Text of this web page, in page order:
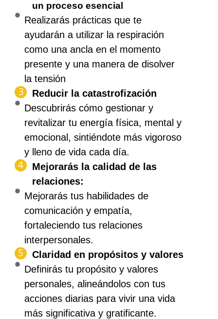
un proceso esencial
Realizarás prácticas que te
ayudarán a utilizar la respiración
como una ancla en el momento
presente y una manera de disolver
la tensión
Reducir la catastrofización
Descubrirás cómo gestionar y
revitalizar tu energía física, mental y
emocional, sintiéndote más vigoroso
y lleno de vida cada día.
Mejorarás la calidad de las
relaciones:
Mejorarás tus habilidades de
comunicación y empatía,
fortaleciendo tus relaciones
interpersonales.
Claridad en propósitos y valores
Definirás tu propósito y valores
personales, alineándolos con tus
acciones diarias para vivir una vida
más significativa y gratificante.